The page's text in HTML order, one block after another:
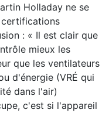
Holladay ne se
: « Il est clair que
mieux les
que les ventilateurs
d'énergie (VRÉ qui
dans l'air)
c'est si l'appareil